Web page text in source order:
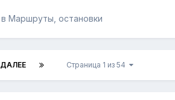
в Маршруты, остановки
ДАЛЕЕ Страница 1 из 54